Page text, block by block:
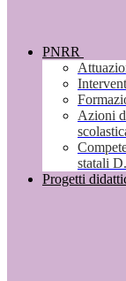
PNRR
Azioni
statali
Progetti